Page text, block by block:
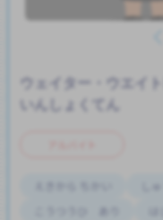
ウェイター・ウエイト
いんしょくてん
し
こうつうひ あり